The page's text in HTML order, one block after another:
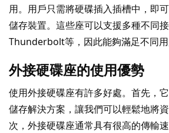
用。用戶只需將硬碟插入插槽中，即
儲存裝置。這些座可以支援多種不同接
Thunderbolt等，因此能夠滿足不同用
外接硬碟座的使用優勢
使用外接硬碟座有許多好處。首先，
儲存解決方案，讓我們可以輕鬆地將
次，外接硬碟座通常具有很高的傳輸